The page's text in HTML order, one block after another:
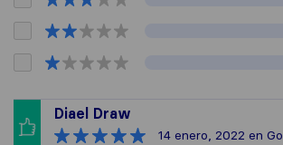
Diael Draw
14 enero, 2022 en